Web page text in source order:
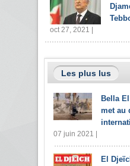
oct 27, 2021 |
Les plus lus
Bella
met au
07 juin 2021 |
El